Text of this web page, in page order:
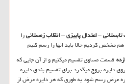
تابستانی – اعتدال پاییزی – انقلاب زمستانیرا
مشخص کردیم حالا باید انها را رسم کنیم
قسمت مساوی تقسیم میکنیم و از آن جایی که
دایره بروج میگذرد برای تقسیم بندی دایره
عرض رسم شود به طوری که هر دایره عرض از